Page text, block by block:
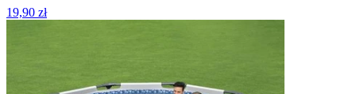
19,90 zł